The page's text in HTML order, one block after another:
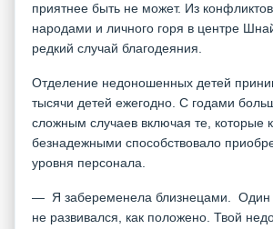
приятнее быть не может. Из
народами и личного горя в центре
редкий случай благодеяния.
Отделение недоношенных детей
тысячи детей ежегодно. С годами
сложным случаев включая те, которые
безнадежными способствовало
уровня персонала.
— Я забеременела близнецами. Один
не развивался, как положено. Твой